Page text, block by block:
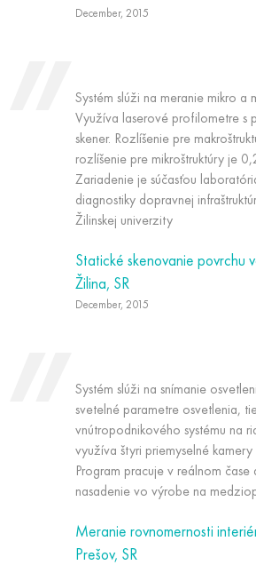
December, 2015
Systém slúži na meranie mikro a
Využíva laserové profilometre s
skener. Rozlíšenie pre
rozlíšenie pre mikroštruktúry je
Zariadenie je súčasťou
diagnostiky dopravnej
Žilinskej univerzity
Statické skenovanie povrchu
Žilina, SR
December, 2015
Systém slúži na snímanie
svetelné parametre osvetlenia,
vnútropodnikového systému na
využíva štyri priemyselné kamery
Program pracuje v reálnom čase
nasadenie vo výrobe na
Meranie rovnomernosti
Prešov, SR